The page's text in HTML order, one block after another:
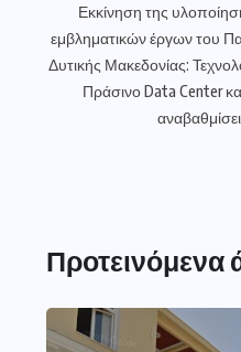
Εκκίνηση της
εμβληματικών έργων του
Δυτικής Μακεδονίας:
Πράσινο Data Center
Προτεινόμενα